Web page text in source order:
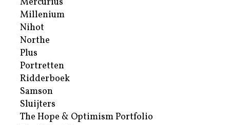
Millenium
Nihot
Northe
Plus
Portretten
Ridderboek
Samson
Sluijters
The Hope & Optimism Portfolio